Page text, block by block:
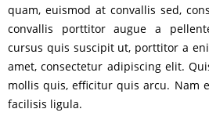
quam, euismod at convallis sed,
convallis porttitor augue a
cursus quis suscipit ut, porttitor a
amet, consectetur adipiscing elit.
mollis quis, efficitur quis arcu. Nam
facilisis ligula.